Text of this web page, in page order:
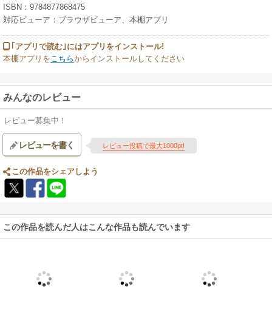
ISBN：9784877868475
対応ビューア：ブラウザビューア、本棚アプリ
｢アプリで読む｣にはアプリをインストール!
本棚アプリをこちらからインストールしてください
みんなのレビュー
レビュー募集中！
レビューを書く レビュー投稿で最大1000pt!
この作品をシェアしよう
この作品を読んだ人はこんな作品も読んでいます